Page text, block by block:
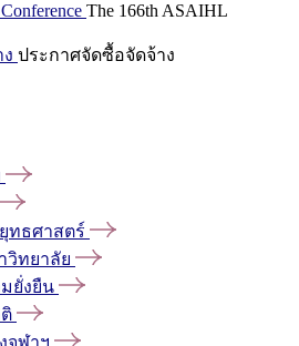
The 166th ASAIHL
ประกาศจัดซื้อจัดจ้าง
ทธศาสตร์
ทยาลัย
ยั่งยืน